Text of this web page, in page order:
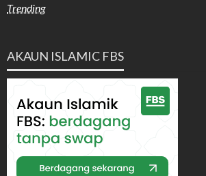
Trending
AKAUN ISLAMIC FBS